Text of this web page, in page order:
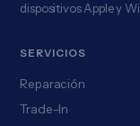
dispositivos Apple y
SERVICIOS
Reparación
Trade-In